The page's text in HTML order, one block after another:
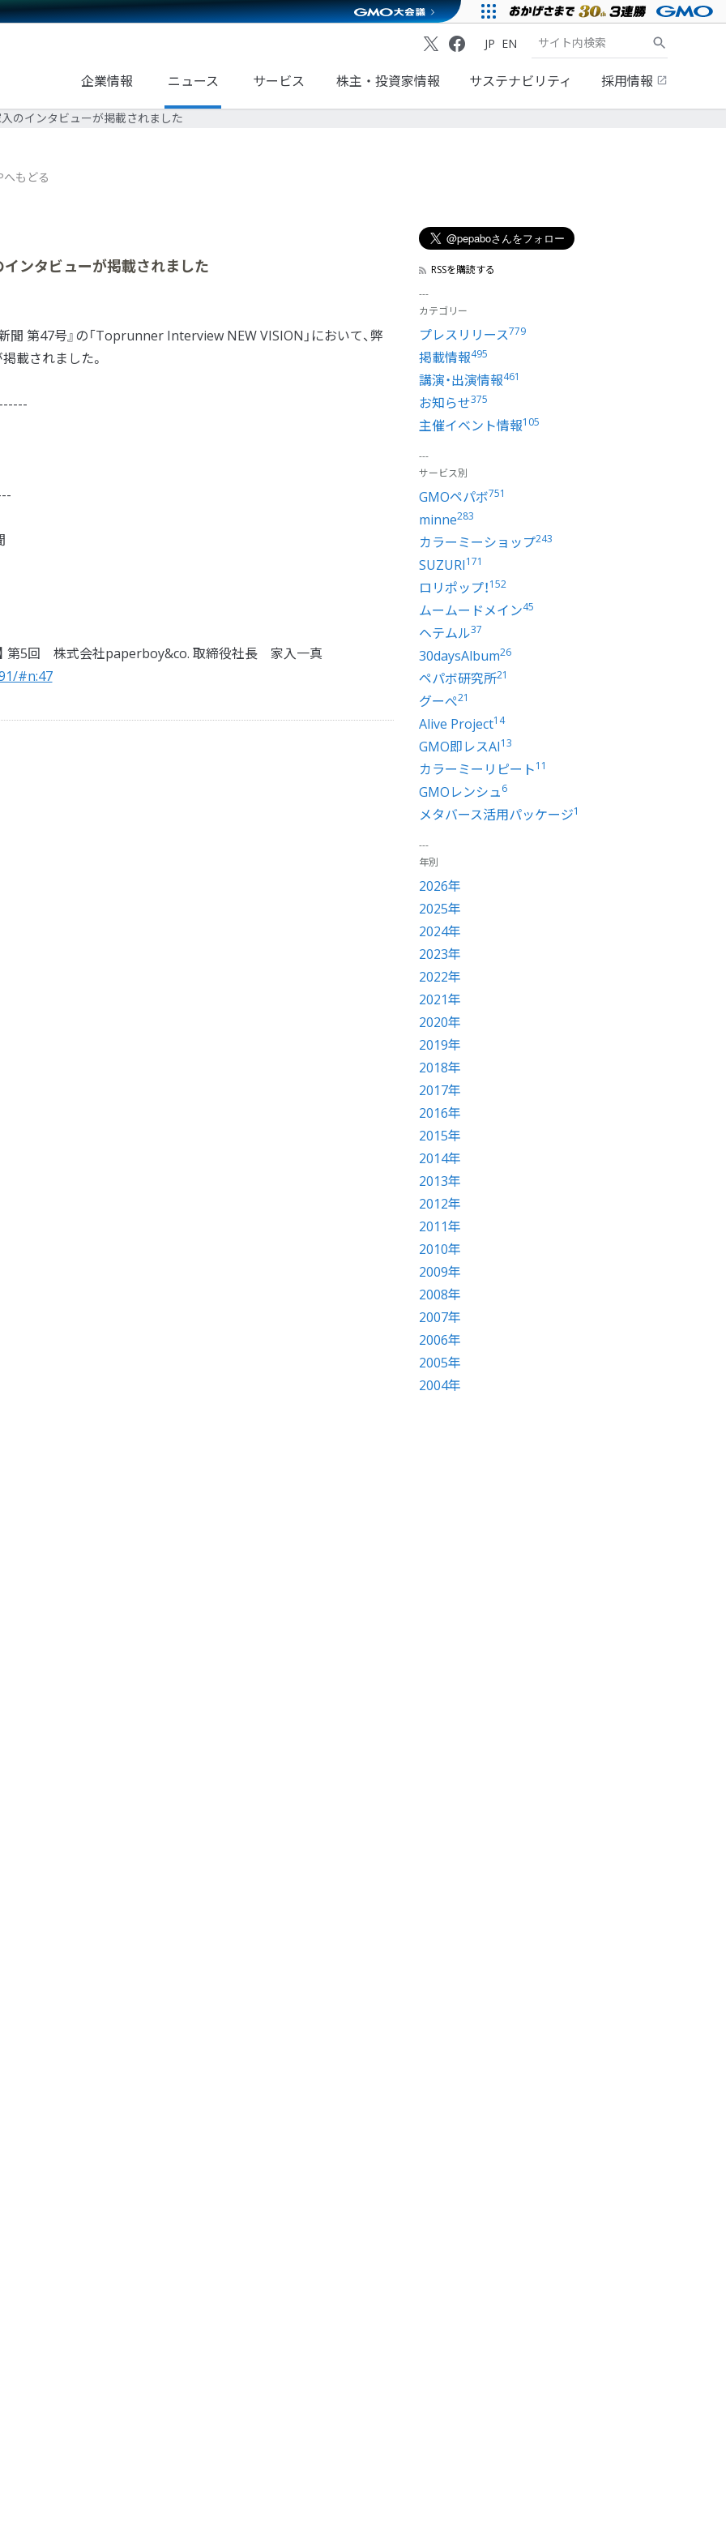
企業情報 ニュース サービス 株主・投資家情報 サステナビリティ 採用情報
JP EN
入のインタビューが掲載されました
へもどる
インタビューが掲載されました
聞 第47号』の「Toprunner Interview NEW VISION」において、弊
載されました。
第5回 株式会社paperboy&co. 取締役社長 家入一真
#n:47
RSSを購読する
カテゴリー
プレスリリース779
掲載情報495
講演・出演情報461
お知らせ375
主催イベント情報105
サービス別
GMOペパボ751
minne283
カラーミーショップ243
SUZURI171
ロリポップ！152
ムームードメイン45
ヘテムル37
30daysAlbum26
ペパボ研究所21
グーぺ21
Alive Project14
GMO即レスAI13
カラーミーリピート11
GMOレンシュ6
メタバース活用パッケージ1
年別
2026年
2025年
2024年
2023年
2022年
2021年
2020年
2019年
2018年
2017年
2016年
2015年
2014年
2013年
2012年
2011年
2010年
2009年
2008年
2007年
2006年
2005年
2004年